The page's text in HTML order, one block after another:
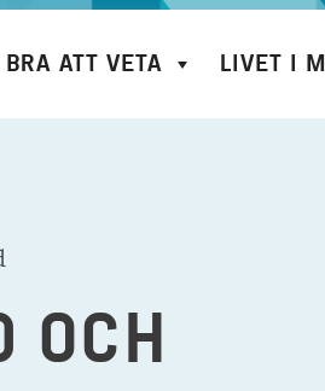
BRA ATT VETA LIVET I
OCH